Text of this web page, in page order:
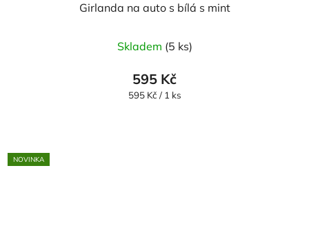
Girlanda na auto s bílá s mint
Skladem (5 ks)
595 Kč
Měrná
595 Kč / 1 ks
NOVINKA